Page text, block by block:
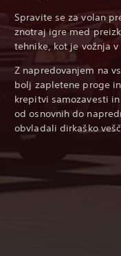
Spravite se za volan
znotraj igre med
tehnike, kot je vožnja
Z napredovanjem na
bolj zapletene proge
krepitvi samozavesti
od osnovnih do
obvladali dirkaško